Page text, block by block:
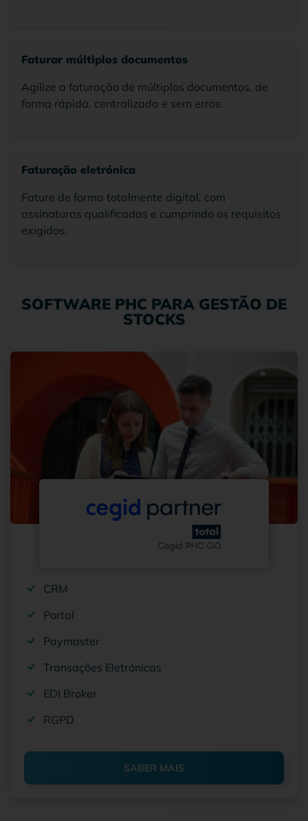
Faturar múltiplos documentos
Agilize a faturação de múltiplos documentos, de
forma rápida, centralizada e sem erros.
Faturação eletrónica
Fature de forma totalmente digital, com
assinaturas qualificadas e cumprindo os requisitos
exigidos.
SOFTWARE PHC PARA GESTÃO DE
STOCKS
CRM
Portal
Paymaster
Transações Eletrónicas
EDI Broker
RGPD
SABER MAIS